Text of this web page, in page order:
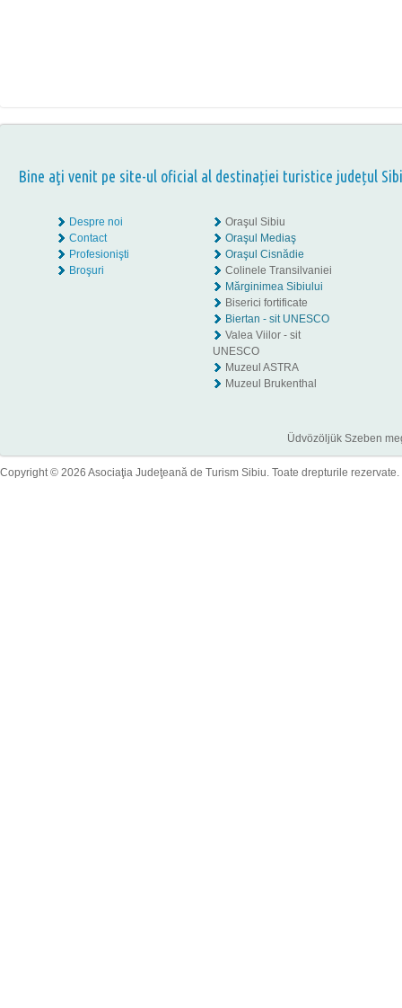
Bine aţi venit pe site-ul oficial al destinației turistice județul
Despre noi
Contact
Profesionişti
Broşuri
Oraşul Sibiu
Oraşul Mediaş
Oraşul Cisnădie
Colinele Transilvaniei
Mărginimea Sibiului
Biserici fortificate
Biertan - sit UNESCO
Valea Viilor - sit
UNESCO
Muzeul ASTRA
Muzeul Brukenthal
Üdvözöljük Szeben
Copyright © 2026 Asociaţia Judeţeană de Turism Sibiu. Toate drepturile rezervate.